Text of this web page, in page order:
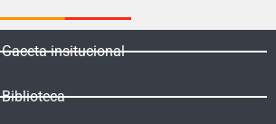
Gaceta insitucional
Biblioteca